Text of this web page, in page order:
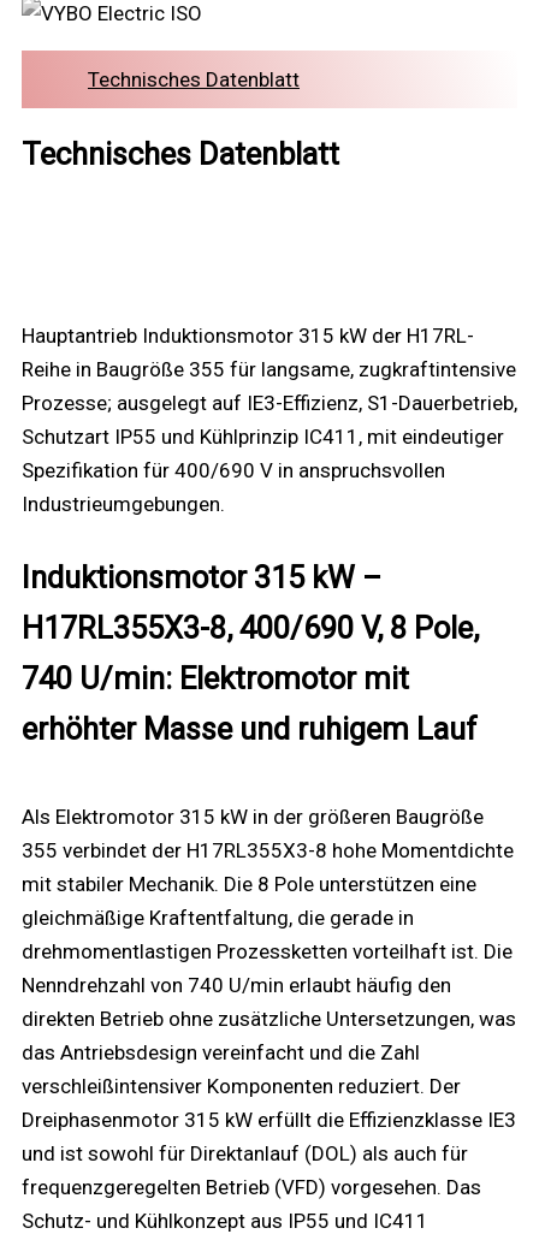
Technisches Datenblatt
Technisches Datenblatt
Hauptantrieb Induktionsmotor 315 kW der H17RL-
Reihe in Baugröße 355 für langsame, zugkraftintensive
Prozesse; ausgelegt auf IE3-Effizienz, S1-Dauerbetrieb,
Schutzart IP55 und Kühlprinzip IC411, mit eindeutiger
Spezifikation für 400/690 V in anspruchsvollen
Industrieumgebungen.
Induktionsmotor 315 kW –
H17RL355X3-8, 400/690 V, 8 Pole,
740 U/min: Elektromotor mit
erhöhter Masse und ruhigem Lauf
Als Elektromotor 315 kW in der größeren Baugröße
355 verbindet der H17RL355X3-8 hohe Momentdichte
mit stabiler Mechanik. Die 8 Pole unterstützen eine
gleichmäßige Kraftentfaltung, die gerade in
drehmomentlastigen Prozessketten vorteilhaft ist. Die
Nenndrehzahl von 740 U/min erlaubt häufig den
direkten Betrieb ohne zusätzliche Untersetzungen, was
das Antriebsdesign vereinfacht und die Zahl
verschleißintensiver Komponenten reduziert. Der
Dreiphasenmotor 315 kW erfüllt die Effizienzklasse IE3
und ist sowohl für Direktanlauf (DOL) als auch für
frequenzgeregelten Betrieb (VFD) vorgesehen. Das
Schutz- und Kühlkonzept aus IP55 und IC411